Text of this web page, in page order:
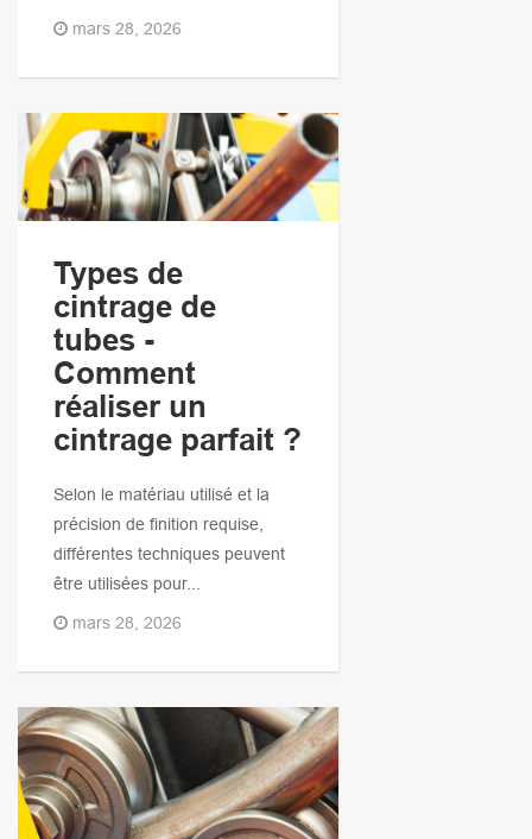
mars 28, 2026
Types de
cintrage de
tubes -
Comment
réaliser un
cintrage parfait ?
Selon le matériau utilisé et la
précision de finition requise,
différentes techniques peuvent
être utilisées pour...
mars 28, 2026